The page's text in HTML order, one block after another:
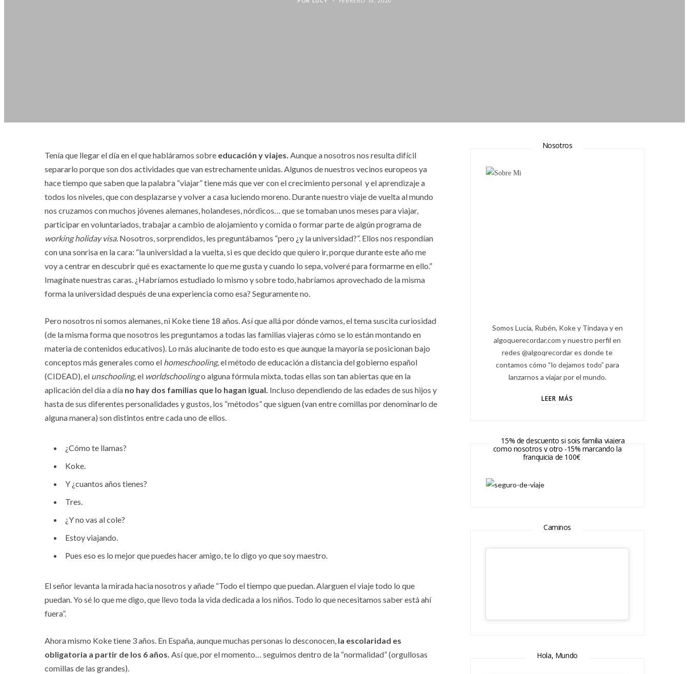
Tenía que llegar el día en el que habláramos sobre educación y viajes. Aunque a nosotros nos resulta difícil
separarlo porque son dos actividades que van estrechamente unidas. Algunos de nuestros vecinos europeos ya
hace tiempo que saben que la palabra “viajar” tiene más que ver con el crecimiento personal y el aprendizaje a
todos los niveles, que con desplazarse y volver a casa luciendo moreno. Durante nuestro viaje de vuelta al mundo
nos cruzamos con muchos jóvenes alemanes, holandeses, nórdicos… que se tomaban unos meses para viajar,
participar en voluntariados, trabajar a cambio de alojamiento y comida o formar parte de algún programa de
working holiday visa. Nosotros, sorprendidos, les preguntábamos “pero ¿y la universidad?”. Ellos nos respondían
con una sonrisa en la cara: “la universidad a la vuelta, si es que decido que quiero ir, porque durante este año me
voy a centrar en descubrir qué es exactamente lo que me gusta y cuando lo sepa, volveré para formarme en ello.”
Imagínate nuestras caras. ¿Habríamos estudiado lo mismo y sobre todo, habríamos aprovechado de la misma
forma la universidad después de una experiencia como esa? Seguramente no.
Pero nosotros ni somos alemanes, ni Koke tiene 18 años. Así que allá por dónde vamos, el tema suscita curiosidad
(de la misma forma que nosotros les preguntamos a todas las familias viajeras cómo se lo están montando en
materia de contenidos educativos). Lo más alucinante de todo esto es que aunque la mayoría se posicionan bajo
conceptos más generales como el homeschooling,el método de educación a distancia del gobierno español
(CIDEAD), el unschooling,el worldschoolingo alguna fórmula mixta, todas ellas son tan abiertas que en la
aplicación del día a día no hay dos familias que lo hagan igual. Incluso dependiendo de las edades de sus hijos y
hasta de sus diferentes personalidades y gustos, los “métodos” que siguen (van entre comillas por denominarlo de
alguna manera) son distintos entre cada uno de ellos.
¿Cómo te llamas?
Koke.
Y ¿cuantos años tienes?
Tres.
¿Y no vas al cole?
Estoy viajando.
Pues eso es lo mejor que puedes hacer amigo, te lo digo yo que soy maestro.
El señor levanta la mirada hacia nosotros y añade “Todo el tiempo que puedan. Alarguen el viaje todo lo que
puedan. Yo sé lo que me digo, que llevo toda la vida dedicada a los niños. Todo lo que necesitamos saber está ahí
fuera”.
Ahora mismo Koke tiene 3 años. En España, aunque muchas personas lo desconocen, la escolaridad es
obligatoria a partir de los 6 años. Así que, por el momento… seguimos dentro de la “normalidad” (orgullosas
comillas de las grandes).
Nosotros
Somos Lucía, Rubén, Koke y Tindaya y en
algoquerecordar.com y nuestro perfil en
redes @algoqrecordar es donde te
contamos cómo “lo dejamos todo” para
lanzarnos a viajar por el mundo.
LEER MÁS
15% de descuento si sois familia viajera
como nosotros y otro -15% marcando la
franquicia de 100€
Caminos
Hola, Mundo